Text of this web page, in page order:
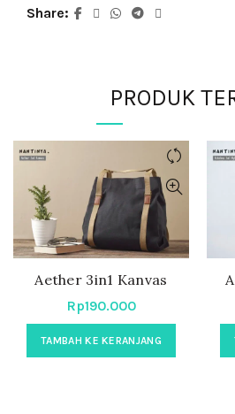
Share
PRODUK
Aether 3in1 Kanvas
Rp190.000
TAMBAH KE KERANJANG